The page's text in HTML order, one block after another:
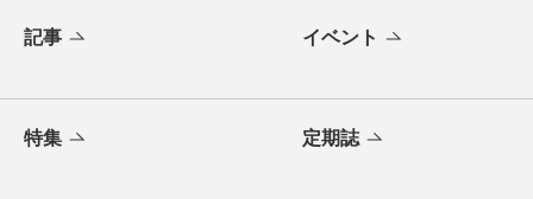
記事 イベント
特集 定期誌